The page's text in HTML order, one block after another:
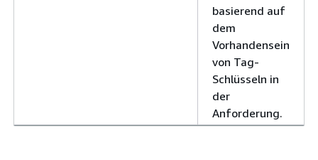
basierend auf
dem
Vorhandensein
von Tag-
Schlüsseln in
der
Anforderung.